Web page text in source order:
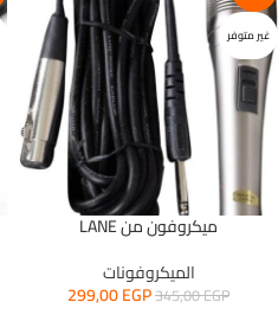
غير متوفر
ميكروفون من LANE
الميكروفونات
345,00EGP
299,00EGP